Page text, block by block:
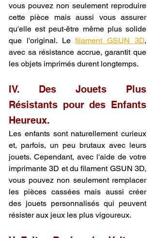
vous pouvez non seulement reproduire
cette pièce mais aussi vous assurer
qu'elle est peut-être même plus solide
que l'original. Le filament GSUN 3D,
avec sa résistance accrue, garantit que
les objets imprimés durent longtemps.
IV. Des Jouets Plus
Résistants pour des Enfants
Heureux.
Les enfants sont naturellement curieux
et, parfois, un peu brutaux avec leurs
jouets. Cependant, avec l'aide de votre
imprimante 3D et du filament GSUN 3D,
vous pouvez non seulement remplacer
les pièces cassées mais aussi créer
des jouets personnalisés qui peuvent
résister aux jeux les plus vigoureux.